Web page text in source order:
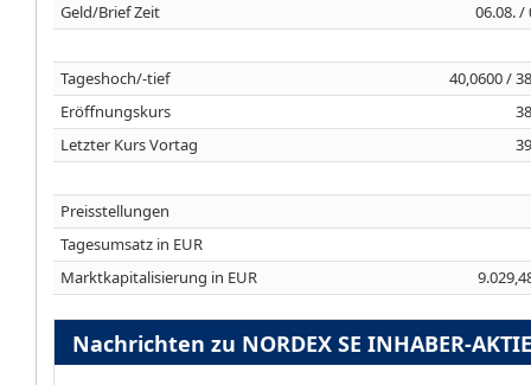
Geld/Brief Zeit
06.08. /
Tageshoch/-tief
40,0600 /
Eröffnungskurs
Letzter Kurs Vortag
Preisstellungen
Tagesumsatz in EUR
Marktkapitalisierung in EUR
Nachrichten zu NORDEX SE INHABER-